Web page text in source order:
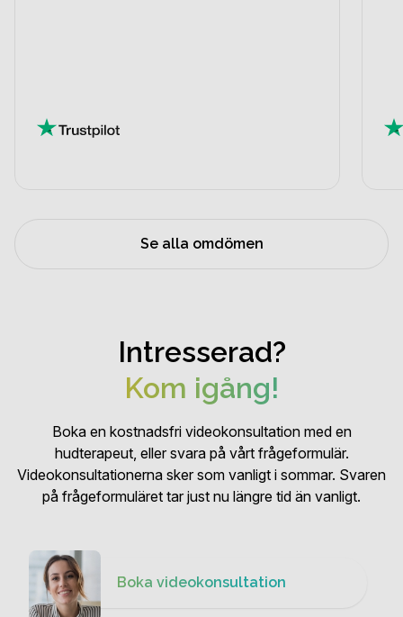
Se alla omdömen
Intresserad?
Kom igång!
Boka en kostnadsfri videokonsultation med en
hudterapeut, eller svara på vårt frågeformulär.
Videokonsultationerna sker som vanligt i sommar. Svaren
på frågeformuläret tar just nu längre tid än vanligt.
Boka videokonsultation